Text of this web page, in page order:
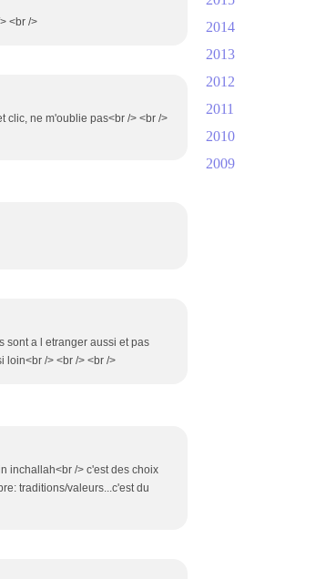
<br />
clic, ne m'oublie pas<br /> <br />
sont a l etranger aussi et pas
loin<br /> <br /> <br />
inchallah<br /> c'est des choix
traditions/valeurs...c'est du
2014
2013
2012
2011
2010
2009